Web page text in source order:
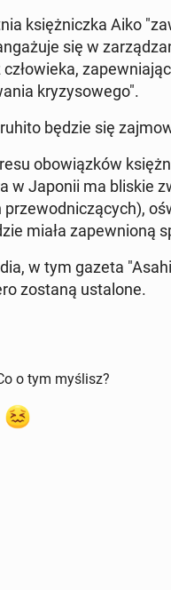
księż­nicz­ka Aiko
się w
kry­zy­so­we­go".
będzie się
obo­wiąz­ków
w Japonii ma bliskie
miała za­pew­nio­ną
w tym gazeta
zostaną usta­lo­ne.
o tym myślisz?